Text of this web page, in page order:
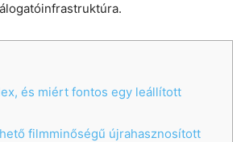
és miért fontos egy leállított
filmminőségű újrahasznosított